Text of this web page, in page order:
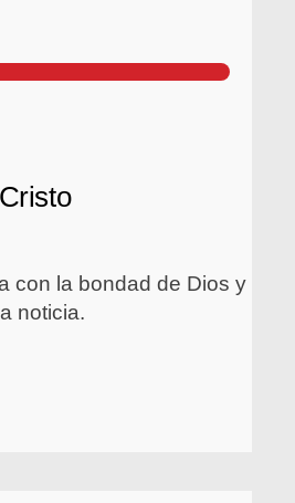
con la bondad de Dios y
noticia.